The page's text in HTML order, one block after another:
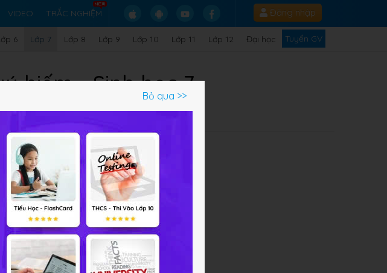
VIDEO TRẮC NGHIỆM Đăng nhập
6 Lớp 7 Lớp 8 Lớp 9 Lớp 10 Lớp 11 Lớp 12 Đại học Tuyển GV
hiếm - Sinh học 7
các em vui lòng đặt câu hỏi
cao về phần sinh học
Bỏ qua >>